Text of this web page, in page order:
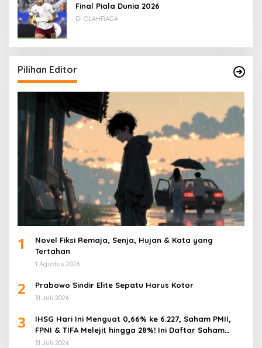
Final Piala Dunia 2026
Di OLAHRAGA
Pilihan Editor
1
Novel Fiksi Remaja, Senja, Hujan & Kata yang
Tertahan
1 Agustus 2026
2 Prabowo Sindir Elite Sepatu Harus Kotor
31 Juli 2026
3
IHSG Hari Ini Menguat 0,66% ke 6.227, Saham PMII,
FPNI & TIFA Melejit hingga 28%! Ini Daftar Saham
Paling Cuan & Volume Tertinggi 31 Juli 2026
31 Juli 2026